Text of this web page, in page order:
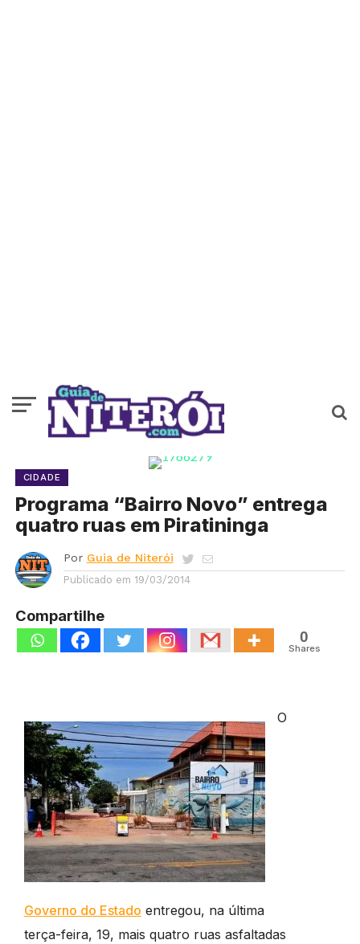
CIDADE
Programa “Bairro Novo” entrega
quatro ruas em Piratininga
Por Guia de Niterói
Publicado em 19/03/2014
Compartilhe
0
Shares
O
Governo do Estado entregou, na última
terça-feira, 19, mais quatro ruas asfaltadas